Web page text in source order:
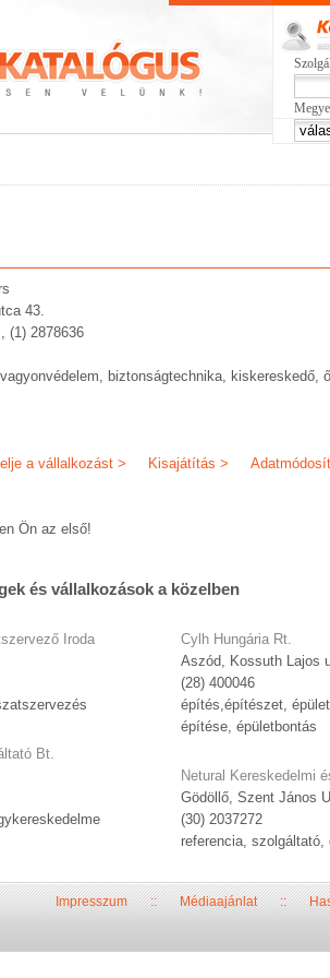
43.
(1) 2878636
biztonságtechnika, kiskereskedő,
Kisajátítás >
a vállalkozást >
Ön az első!
és vállalkozások a közelben
Iroda
Bt.
Cylh Hungária Rt.
Aszód, Kossuth Lajos
(28) 400046
építés,építészet,
építése, épületbontás
Netural Kereskedelmi
Gödöllő, Szent János
(30) 2037272
referencia, szolgáltató,
Impresszum::Médiaajánlat::